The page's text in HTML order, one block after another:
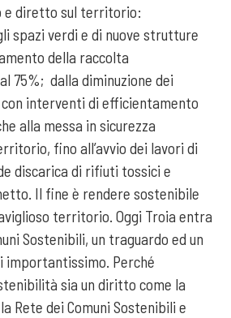
e diretto sul territorio:
spazi verdi e di nuove strutture
della raccolta
75%; dalla diminuzione dei
interventi di efficientamento
alla messa in sicurezza
fino all’avvio dei lavori di
discarica di rifiuti tossici e
Il fine è rendere sostenibile
territorio. Oggi Troia entra
Sostenibili, un traguardo ed un
importantissimo. Perché
sia un diritto come la
Rete dei Comuni Sostenibili e